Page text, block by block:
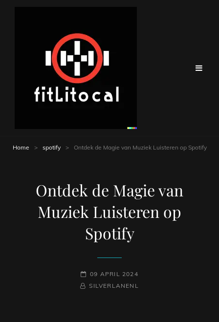
Home > spotify > Ontdek de Magie van Muziek Luisteren op Spotify
Ontdek de Magie van
Muziek Luisteren op
Spotify
GEPLAATST
OP
09 APRIL 2024
NAAMREGEL
BYLINE
SILVERLANENL